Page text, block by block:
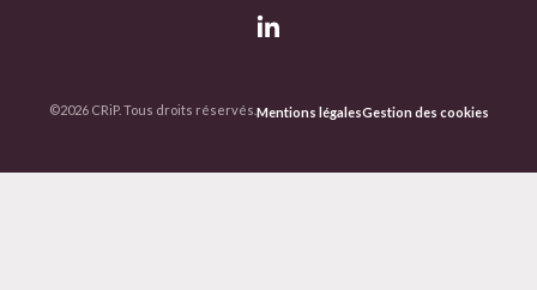
©2026 CRiP. Tous droits réservés.Mentions légalesGestion des cookies